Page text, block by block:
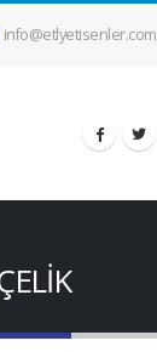
info@etlyetisenler.com